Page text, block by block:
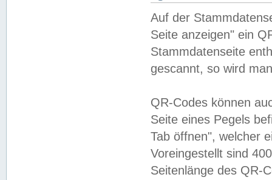
Auf der
Seite anzeigen" ein
Stammdatenseite
gescannt, so wird
QR-Codes können
Seite eines Pegels
Tab öffnen", welcher
Voreingestellt sind
Seitenlänge des QR-